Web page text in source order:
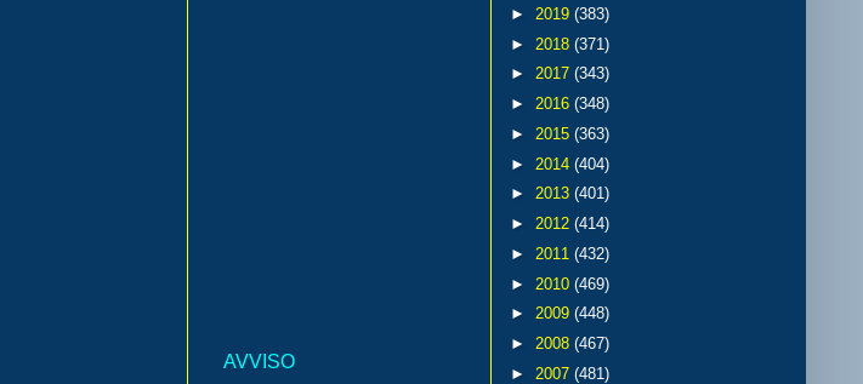
AVVISO
► 2019 (383)
► 2018 (371)
► 2017 (343)
► 2016 (348)
► 2015 (363)
► 2014 (404)
► 2013 (401)
► 2012 (414)
► 2011 (432)
► 2010 (469)
► 2009 (448)
► 2008 (467)
► 2007 (481)